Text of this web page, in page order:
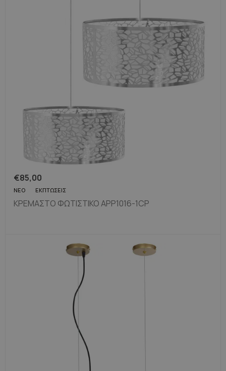
€85,00
ΝΈΟ ΕΚΠΤΏΣΕΙΣ
ΚΡΕΜΑΣΤΌ ΦΩΤΙΣΤΙΚΌ APP1016-1CP